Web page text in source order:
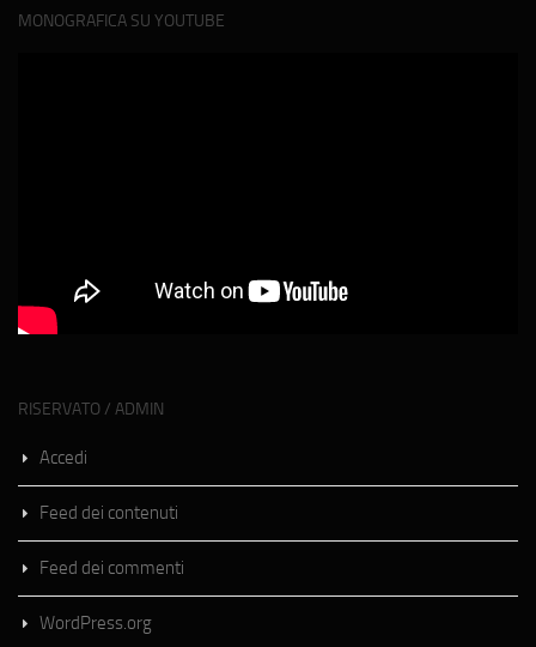
MONOGRAFICA SU YOUTUBE
RISERVATO / ADMIN
Accedi
Feed dei contenuti
Feed dei commenti
WordPress.org